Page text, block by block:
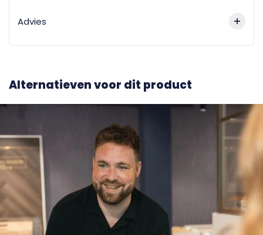
Advies
Alternatieven voor dit product